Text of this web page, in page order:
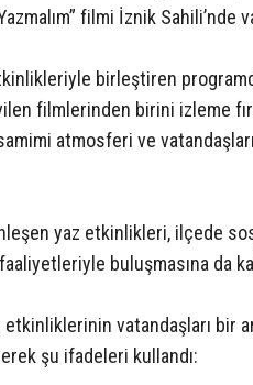
filmi İznik Sahili’nde
birleştiren
filmlerinden birini izleme
atmosferi ve
yaz etkinlikleri, ilçede
buluşmasına da
etkinliklerinin vatandaşları bir
şu ifadeleri kullandı: